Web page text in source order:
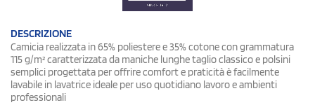
DESCRIZIONE
Camicia realizzata in 65% poliestere e 35% cotone con grammatura
115 g/m² caratterizzata da maniche lunghe taglio classico e polsini
semplici progettata per offrire comfort e praticità è facilmente
lavabile in lavatrice ideale per uso quotidiano lavoro e ambienti
professionali